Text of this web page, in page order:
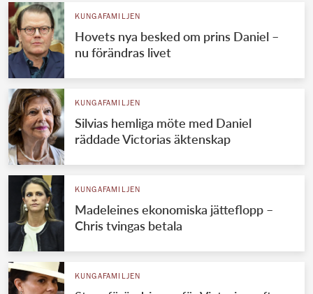
KUNGAFAMILJEN
Hovets nya besked om prins Daniel –
nu förändras livet
KUNGAFAMILJEN
Silvias hemliga möte med Daniel
räddade Victorias äktenskap
KUNGAFAMILJEN
Madeleines ekonomiska jätteflopp –
Chris tvingas betala
KUNGAFAMILJEN